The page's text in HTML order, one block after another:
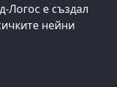
Логос е създал
нейни